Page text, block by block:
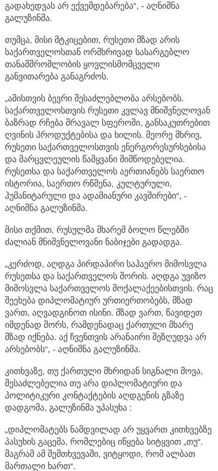
გადახედვას არ ექვემდებარება“, - აღნიშნა
გალუზინმა.
თუმცა, მისი მტკიცებით, რუსეთი მზად არის
საქართველოსთან ორმხრივად სასარგებლო
თანამშრომლობის ყოვლისმომცველი
განვითარება განაგრძოს.
„ამისთვის ბევრი შესაძლებლობა არსებობს.
საქართველოსთვის რუსეთი კვლავ მნიშვნელოვან
ბაზრად რჩება მრავალ სფეროში, განსაკუთრებით
ღვინის პროდუქტებისა და ხილის. მეორე მხრივ,
რუსეთი საქართველოსთვის ენერგორესურსებისა
და მარცვლეულის წამყვანი მიმწოდებელია.
რუსეთსა და საქართველოს აერთიანებს საერთო
ისტორია, საერთო რწმენა, კულტურული,
ჰუმანიტარული და ადამიანური კავშირები“, -
აღნიშნა გალუზინმა.
მისი თქმით, რუსულმა მხარემ ბოლო წლებში
ძალიან მნიშვნელოვანი ნაბიჯები გადადგა.
„კერძოდ, აღდგა პირდაპირი საჰაერო მიმოსვლა
რუსეთსა და საქართველოს შორის. აღდგა უვიზო
მიმოსვლა საქართველოს მოქალაქეებისთვის. რაც
შეეხება დიპლომატიურ ურთიერთობებს, მზად
ვართ, აღვადგინოთ ისინი. მზად ვართ, წავიდეთ
იმდენად შორს, რამდენადაც ქართული მხარე
მზად იქნება. აქ ჩვენთვის არანაირი შეზღუდვა არ
არსებობს“, - აღნიშნა გალუზინმა.
კითხვაზე, თუ ქართული მხრიდან სიგნალი მოვა,
შესაძლებელია თუ არა დიპლომატიური და
პოლიტიკური კონტაქტების აღდგენის გზაზე
დადგომა, გალუზინმა უპასუხა :
„დიპლომატებს ნამდვილად არ უყვართ კითხვებზე
პასუხის გაცემა, რომლებიც იწყება სიტყვით „თუ“.
მაგრამ ამ შემთხვევაში, ვიტყოდი, რომ ალბათ
მართალი ხართ“.